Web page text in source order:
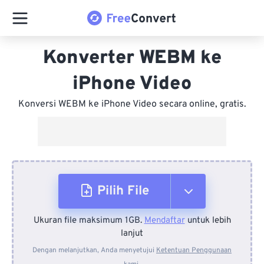
Konverter WEBM ke
iPhone Video
Konversi WEBM ke iPhone Video secara online, gratis.
Pilih File
Dari Perangkat
Ukuran file maksimum 1GB.Mendaftaruntuk lebih
lanjut
Dengan melanjutkan, Anda menyetujui Ketentuan Penggunaan